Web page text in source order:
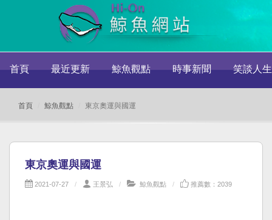
首頁 最近更新 鯨魚觀點 時事新聞 笑談人生
首頁 鯨魚觀點 東京奧運與國運
東京奧運與國運
2021-07-27 王景弘 鯨魚觀點 推薦數：2039